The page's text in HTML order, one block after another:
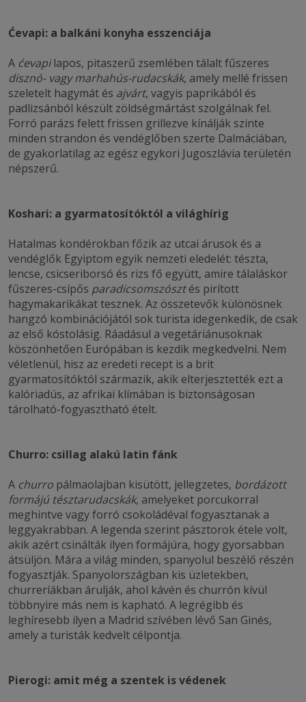
Ćevapi: a balkáni konyha esszenciája
A ćevapilapos, pitaszerű zsemlében tálalt fűszeres
disznó- vagy marhahús-rudacskák, amely mellé frissen
szeletelt hagymát és ajvárt, vagyis paprikából és
padlizsánból készült zöldségmártást szolgálnak fel.
Forró parázs felett frissen grillezve kínálják szinte
minden strandon és vendéglőben szerte Dalmáciában,
de gyakorlatilag az egész egykori Jugoszlávia területén
népszerű.
Koshari: a gyarmatosítóktól a világhírig
Hatalmas kondérokban főzik az utcai árusok és a
vendéglők Egyiptom egyik nemzeti eledelét: tészta,
lencse, csicseriborsó és rizs fő együtt, amire tálaláskor
fűszeres-csípős paradicsomszósztés pirított
hagymakarikákat tesznek. Az összetevők különösnek
hangzó kombinációjától sok turista idegenkedik, de csak
az első kóstolásig. Ráadásul a vegetáriánusoknak
köszönhetően Európában is kezdik megkedvelni. Nem
véletlenül, hisz az eredeti recept is a brit
gyarmatosítóktól származik, akik elterjesztették ezt a
kalóriadús, az afrikai klímában is biztonságosan
tárolható-fogyasztható ételt.
Churro: csillag alakú latin fánk
A churro pálmaolajban kisütött, jellegzetes, bordázott
formájú tésztarudacskák, amelyeket porcukorral
meghintve vagy forró csokoládéval fogyasztanak a
leggyakrabban. A legenda szerint pásztorok étele volt,
akik azért csinálták ilyen formájúra, hogy gyorsabban
átsüljön. Mára a világ minden, spanyolul beszélő részén
fogyasztják. Spanyolországban kis üzletekben,
churreríákban árulják, ahol kávén és churrón kívül
többnyire más nem is kapható. A legrégibb és
leghíresebb ilyen a Madrid szívében lévő San Ginés,
amely a turisták kedvelt célpontja.
Pierogi: amit még a szentek is védenek